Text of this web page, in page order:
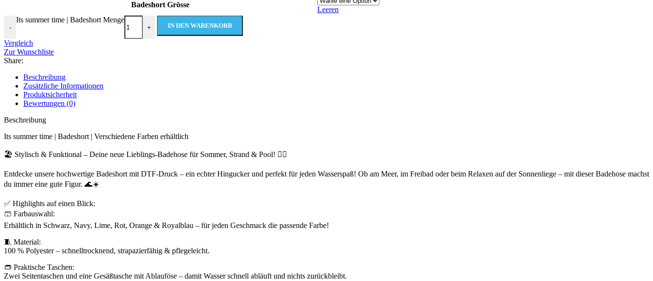
Badeshort Grösse
Leeren
-
Its summer time | Badeshort Menge
+ IN DEN WARENKORB
Vergleich
Zur Wunschliste
Share:
Beschreibung
Zusätzliche Informationen
Produktsicherheit
Bewertungen (0)
Beschreibung
Its summer time | Badeshort | Verschiedene Farben erhältlich
🏖️ Stylisch & Funktional – Deine neue Lieblings-Badehose für Sommer, Strand & Pool! 🏊‍♂️
Entdecke unsere hochwertige Badeshort mit DTF-Druck – ein echter Hingucker und perfekt für jeden Wasserspaß! Ob am Meer, im Freibad oder beim Relaxen auf der Sonnenliege – mit dieser Badehose machst
du immer eine gute Figur. 🌊☀️
✅ Highlights auf einen Blick:
🩳 Farbauswahl:
Erhältlich in Schwarz, Navy, Lime, Rot, Orange & Royalblau – für jeden Geschmack die passende Farbe!
🧵 Material:
100 % Polyester – schnelltrocknend, strapazierfähig & pflegeleicht.
👝 Praktische Taschen:
Zwei Seitentaschen und eine Gesäßtasche mit Ablauföse – damit Wasser schnell abläuft und nichts zurückbleibt.